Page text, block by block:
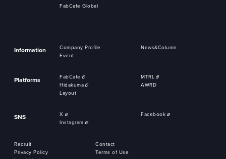
FabCafe Global
Information Company Profile
News&Column
Event
Platforms FabCafe
MTRL
Hidakuma
AWRD
Layout
SNS X
Facebook
Instagram
Recruit
Contact
Privacy Policy
Terms of Use